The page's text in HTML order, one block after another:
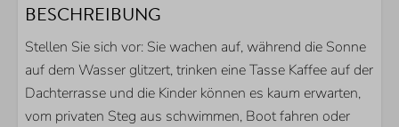
Rauchfrei
WELLNESS
Regendusche
BESCHREIBUNG
Stellen Sie sich vor: Sie wachen auf, während die Sonne
auf dem Wasser glitzert, trinken eine Tasse Kaffee auf der
Dachterrasse und die Kinder können es kaum erwarten,
vom privaten Steg aus schwimmen, Boot fahren oder